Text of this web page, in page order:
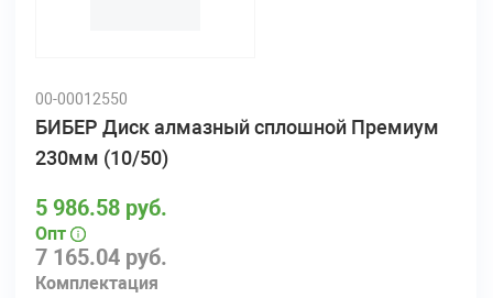
00-00012550
БИБЕР Диск алмазный сплошной Премиум
230мм (10/50)
7 165.04 руб.
Комплектация
5 986.58 руб.
Опт